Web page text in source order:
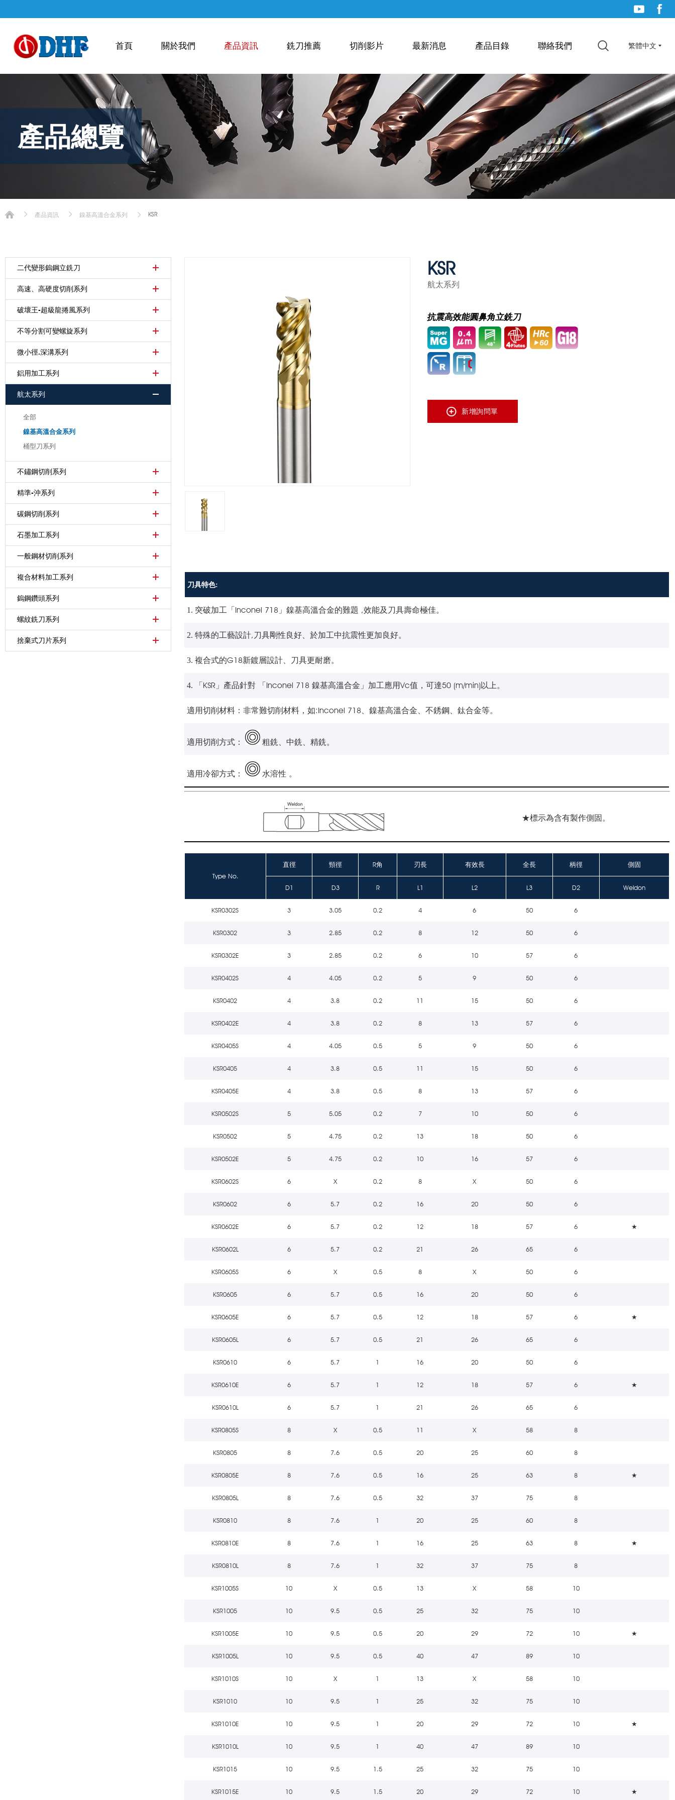
繁體中文
首頁 關於我們 產品資訊 銑刀推薦 切削影片 最新消息 產品目錄 聯絡我們
產品總覽
產品資訊 鎳基高溫合金系列 KSR
KSR
航太系列
抗震高效能圓鼻角立銑刀
新增詢問單
刀具特色:
1. 突破加工「Inconel 718」鎳基高溫合金的難題 ,效能及刀具壽命極佳。
2.特殊的工藝設計,刀具剛性良好、於加工中抗震性更加良好。
3.複合式的G18新鍍層設計、刀具更耐磨。
4. 「KSR」產品針對 「Inconel 718 鎳基高溫合金」加工應用Vc值，可達50 (m/min)以上。
適用切削材料：非常難切削材料，如:Inconel 718、鎳基高溫合金、不銹鋼、鈦合金等。
適用切削方式： 粗銑、中銑、精銑。
適用冷卻方式： 水溶性 。
★標示為含有製作側固。
Type No.
直徑 頸徑 R角 刃長 有效長 全長 柄徑 側固
D1 D3 R L1 L2 L3 D2 Weldon
KSR0302S 3 3.05 0.2 4 6 50 6
KSR0302 3 2.85 0.2 8 12 50 6
KSR0302E 3 2.85 0.2 6 10 57 6
KSR0402S 4 4.05 0.2 5 9 50 6
KSR0402 4 3.8 0.2 11 15 50 6
KSR0402E 4 3.8 0.2 8 13 57 6
KSR0405S 4 4.05 0.5 5 9 50 6
KSR0405 4 3.8 0.5 11 15 50 6
KSR0405E 4 3.8 0.5 8 13 57 6
KSR0502S 5 5.05 0.2 7 10 50 6
KSR0502 5 4.75 0.2 13 18 50 6
KSR0502E 5 4.75 0.2 10 16 57 6
KSR0602S 6 X 0.2 8 X 50 6
KSR0602 6 5.7 0.2 16 20 50 6
KSR0602E 6 5.7 0.2 12 18 57 6 ★
KSR0602L 6 5.7 0.2 21 26 65 6
KSR0605S 6 X 0.5 8 X 50 6
KSR0605 6 5.7 0.5 16 20 50 6
KSR0605E 6 5.7 0.5 12 18 57 6 ★
KSR0605L 6 5.7 0.5 21 26 65 6
KSR0610 6 5.7 1 16 20 50 6
KSR0610E 6 5.7 1 12 18 57 6 ★
KSR0610L 6 5.7 1 21 26 65 6
KSR0805S 8 X 0.5 11 X 58 8
KSR0805 8 7.6 0.5 20 25 60 8
KSR0805E 8 7.6 0.5 16 25 63 8 ★
KSR0805L 8 7.6 0.5 32 37 75 8
KSR0810 8 7.6 1 20 25 60 8
KSR0810E 8 7.6 1 16 25 63 8 ★
KSR0810L 8 7.6 1 32 37 75 8
KSR1005S 10 X 0.5 13 X 58 10
KSR1005 10 9.5 0.5 25 32 75 10
KSR1005E 10 9.5 0.5 20 29 72 10 ★
KSR1005L 10 9.5 0.5 40 47 89 10
KSR1010S 10 X 1 13 X 58 10
KSR1010 10 9.5 1 25 32 75 10
KSR1010E 10 9.5 1 20 29 72 10 ★
KSR1010L 10 9.5 1 40 47 89 10
KSR1015 10 9.5 1.5 25 32 75 10
KSR1015E 10 9.5 1.5 20 29 72 10 ★
二代變形鎢鋼立銑刀
高速、高硬度切削系列
破壞王-超級龍捲風系列
不等分割可變螺旋系列
微小徑.深溝系列
鋁用加工系列
航太系列
全部
鎳基高溫合金系列
桶型刀系列
不鏽鋼切削系列
精準-沖系列
碳鋼切削系列
石墨加工系列
一般鋼材切削系列
複合材料加工系列
鎢鋼鑽頭系列
螺紋銑刀系列
捨棄式刀片系列